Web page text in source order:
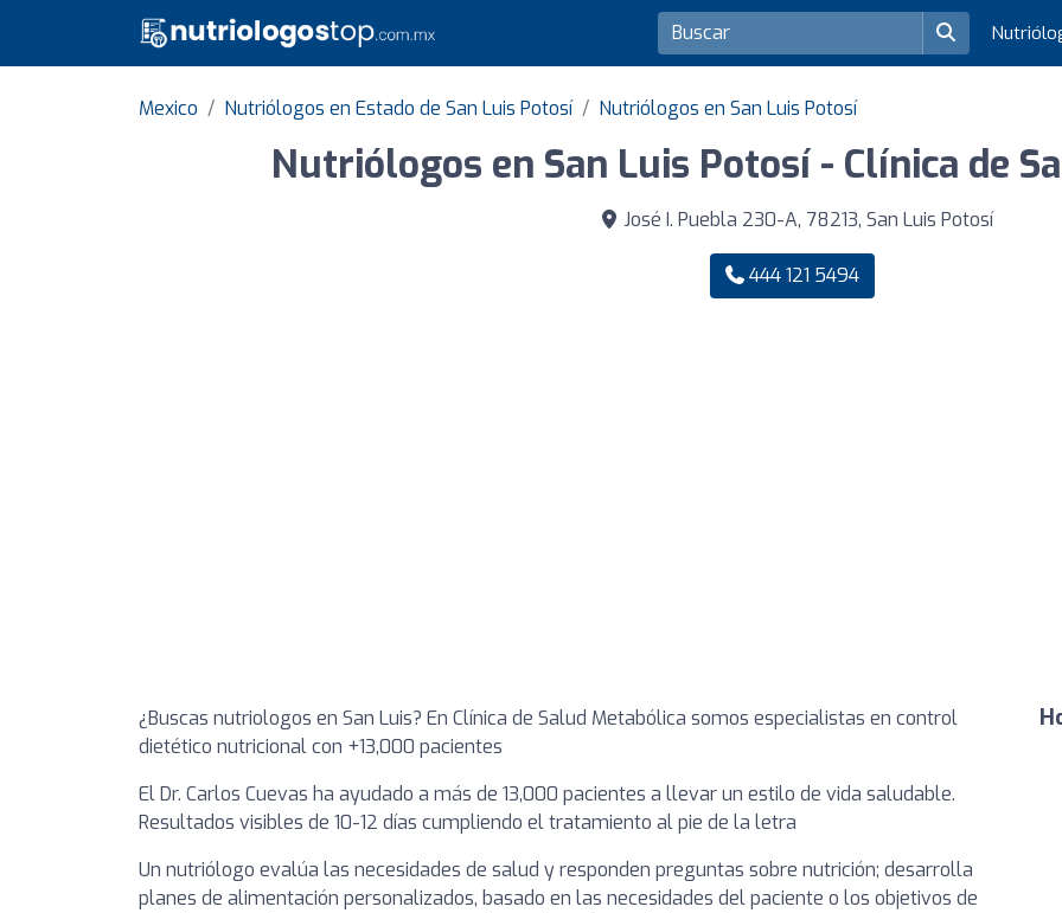
Mexico Nutriólogos en Estado de San Luis Potosí Nutriólogos en San Luis Potosí
Nutriólogos en San Luis Potosí - Clínica de
José I. Puebla 230-A, 78213, San Luis Potosí
444 121 5494
¿Buscas nutriologos en San Luis? En Clínica de Salud Metabólica somos especialistas en control
dietético nutricional con +13,000 pacientes
El Dr. Carlos Cuevas ha ayudado a más de 13,000 pacientes a llevar un estilo de vida saludable.
Resultados visibles de 10-12 días cumpliendo el tratamiento al pie de la letra
Un nutriólogo evalúa las necesidades de salud y responden preguntas sobre nutrición; desarrolla
planes de alimentación personalizados, basado ​​en las necesidades del paciente o los objetivos de